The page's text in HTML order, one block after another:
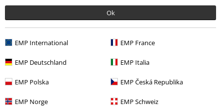
Ok
EMP International EMP France
EMP Deutschland EMP Italia
EMP Polska EMP Česká Republika
EMP Norge EMP Schweiz